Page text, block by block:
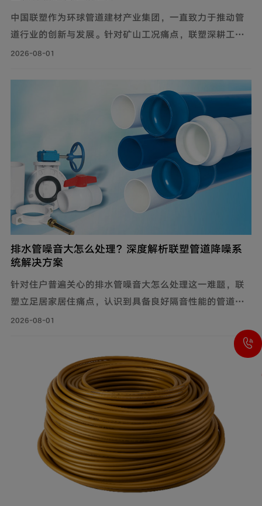
中国联塑作为环球管道建材产业集团，一直致力于推动管
道行业的创新与发展。针对矿山工况痛点，联塑深耕工业
流体输送管道领域，为解决煤矿井下钢制管道腐蚀严重、
层、钢帘线增强层、聚乙烯外管层复合而成。
2026-08-01
排水管噪音大怎么处理？深度解析联塑管道降噪系
统解决方案
针对住户普遍关心的排水管噪音大怎么处理这一难题，联
塑立足居家居住痛点，认识到具备良好隔音性能的管道系
统，能有效降低水流传递的给周围环境带来的影响，付诸
实际行动科学降噪，创新研制建筑排水降噪系统管道解决
方案，有效减少家庭管道噪音，为追求高品质生活的消费
者带来福音。
2026-08-01